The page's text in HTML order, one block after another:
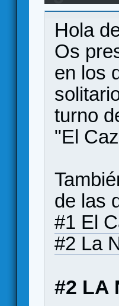
Hola
Os
en los
turno
"El
de las
#1 El
#2 La
#2 LA